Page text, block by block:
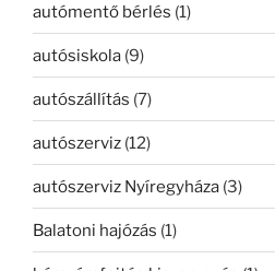
autómentő bérlés (1)
autósiskola (9)
autószállítás (7)
autószerviz (12)
autószerviz Nyíregyháza (3)
Balatoni hajózás (1)